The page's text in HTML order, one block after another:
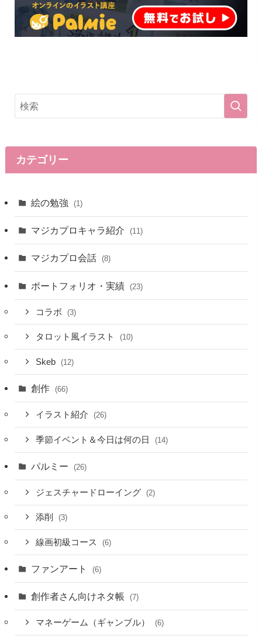
カテゴリー
絵の勉強 (1)
マジカプロキャラ紹介 (11)
マジカプロ会話 (8)
ポートフォリオ・実績 (23)
コラボ (3)
タロット風イラスト (10)
Skeb (12)
創作 (66)
イラスト紹介 (26)
季節イベント＆今日は何の日 (14)
パルミー (26)
ジェスチャードローイング (2)
添削 (3)
線画初級コース (6)
ファンアート (6)
創作者さん向けネタ帳 (7)
マネーゲーム（ギャンブル） (6)